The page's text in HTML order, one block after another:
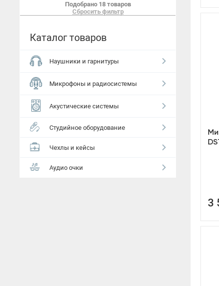
Подобрано 18 товаров
Сбросить фильтр
Каталог товаров
Наушники и гарнитуры
Микрофоны и радиосистемы
Акустические системы
Студийное оборудование
Чехлы и кейсы
Аудио очки
3